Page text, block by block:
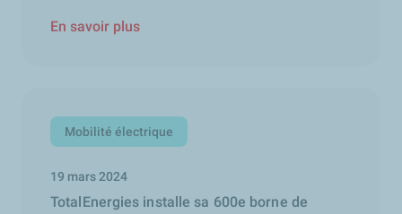
En savoir plus
Mobilité électrique
19 mars 2024
TotalEnergies installe sa 600e borne de